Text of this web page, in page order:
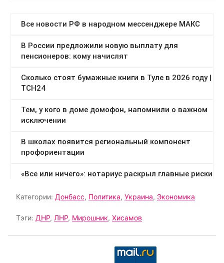
Категории: Донбасс, Политика, Украина, Экономика
Тэги: ДНР, ЛНР, Мирошник, Хисамов